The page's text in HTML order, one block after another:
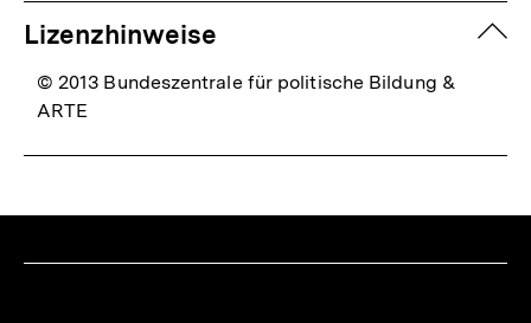
Lizenzhinweise
© 2013 Bundeszentrale für politische Bildung &
ARTE